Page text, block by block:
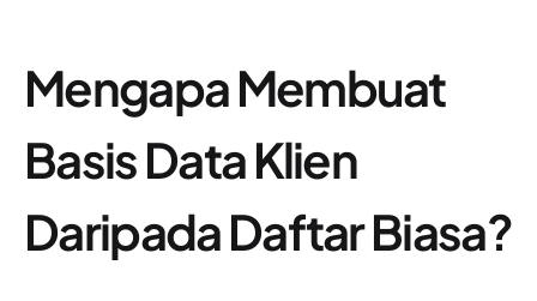
Mengapa Membuat
Basis Data Klien
Daripada Daftar Biasa?